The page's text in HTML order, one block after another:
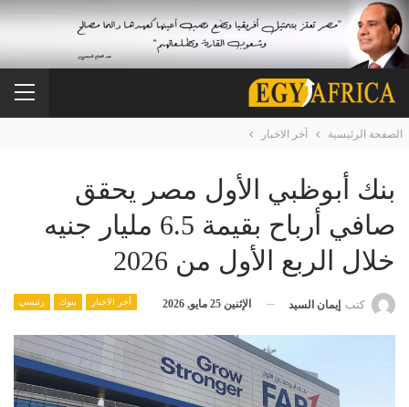
الصفحة الرئيسية آخر الاخبار
بنك أبوظبي الأول مصر يحقق
صافي أرباح بقيمة 6.5 مليار جنيه
خلال الربع الأول من 2026
آخر الاخبار بنوك رئيسي كتب إيمان السيد الإثنين 25 مايو, 2026